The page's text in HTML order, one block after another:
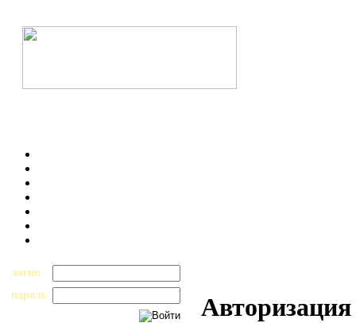
логин
пароль
Авторизация